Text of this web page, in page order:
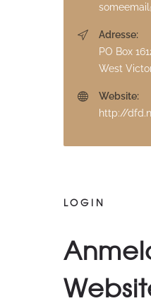
Adresse:
PO Box
West
Website:
http://
LOGIN